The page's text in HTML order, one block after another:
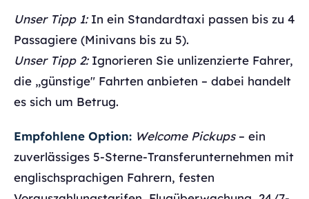
Unser Tipp 1:In ein Standardtaxi passen bis zu 4
Passagiere (Minivans bis zu 5).
Unser Tipp 2:Ignorieren Sie unlizenzierte Fahrer,
die „günstige" Fahrten anbieten – dabei handelt
es sich um Betrug.
Empfohlene Option: Welcome Pickups– ein
zuverlässiges 5-Sterne-Transferunternehmen mit
englischsprachigen Fahrern, festen